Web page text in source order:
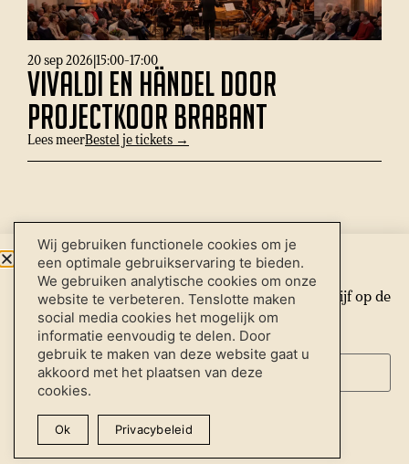
20 sep 2026|15:00-17:00
Vivaldi en Händel door
Projectkoor Brabant
Lees meerBestel je tickets →
Inschrijven nieuwsbrief
Downloads
Instagram
Wij gebruiken functionele cookies om je
een optimale gebruikservaring te bieden.
We gebruiken analytische cookies om onze
website te verbeteren. Tenslotte maken
social media cookies het mogelijk om
informatie eenvoudig te delen. Door
gebruik te maken van deze website gaat u
akkoord met het plaatsen van deze
cookies.
Ok Privacybeleid
Nieuwsbrief
Schrijf je hieronder in voor onze nieuwsbrief en blijf op de
hoogte van het allerlaatste nieuws.
E-mailadres*
Aanmelden